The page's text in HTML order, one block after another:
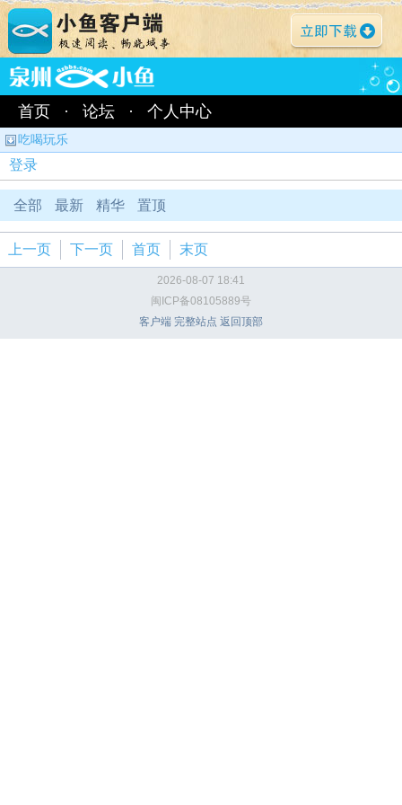
首页 · 论坛 · 个人中心
吃喝玩乐
登录
全部 最新 精华 置顶
上一页 下一页 首页 末页
2026-08-07 18:41
闽ICP备08105889号
客户端 完整站点 返回顶部